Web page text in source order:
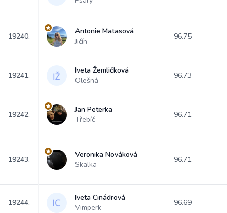
19240.
Antonie Matasová
Jičín
96.75
19241.
Iveta Žemličková
Olešná
96.73
19242.
Jan Peterka
Třebíč
96.71
19243.
Veronika Nováková
Skalka
96.71
19244.
Iveta Cinádrová
Vimperk
96.69